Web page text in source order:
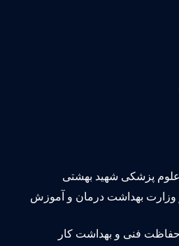
پزشکی شهید بهشتی
بهداشت درمان و آموزش
فنی و بهداشت کار